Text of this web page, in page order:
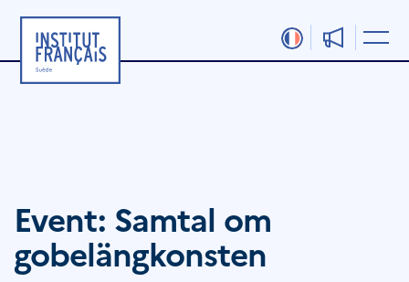
innehåll
Event: Samtal om
gobelängkonsten